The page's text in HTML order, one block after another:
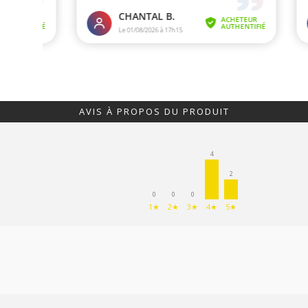
AVIS À PROPOS DU PRODUIT
0
1★
0
2★
0
3★
4
4★
2
5★